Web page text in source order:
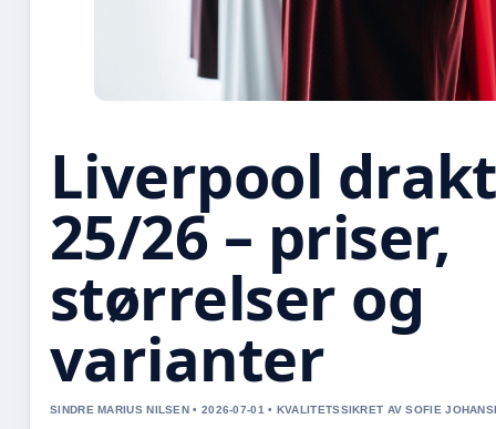
Liverpool drakt
25/26 – priser,
størrelser og
varianter
SINDRE MARIUS NILSEN • 2026-07-01 • KVALITETSSIKRET AV SOFIE